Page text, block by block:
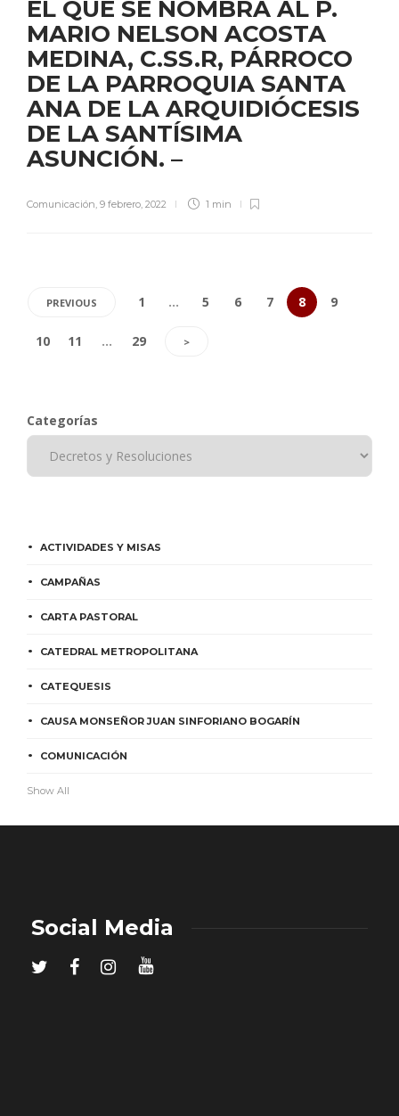
EL QUE SE NOMBRA AL P.
MARIO NELSON ACOSTA
MEDINA, C.SS.R, PÁRROCO
DE LA PARROQUIA SANTA
ANA DE LA ARQUIDIÓCESIS
DE LA SANTÍSIMA
ASUNCIÓN. –
Comunicación, 9 febrero, 2022 1 min
PREVIOUS 1 … 5 6 7 8 9
10 11 … 29 >
Categorías
ACTIVIDADES Y MISAS
CAMPAÑAS
CARTA PASTORAL
CATEDRAL METROPOLITANA
CATEQUESIS
CAUSA MONSEÑOR JUAN SINFORIANO BOGARÍN
COMUNICACIÓN
Show All
Social Media